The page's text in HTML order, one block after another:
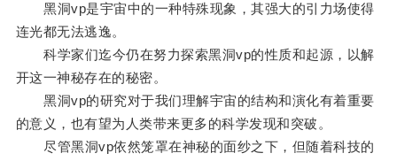
黑洞vp是宇宙中的一种特殊现象，其强大的引力场使得
连光都无法逃逸。
科学家们迄今仍在努力探索黑洞vp的性质和起源，以解
开这一神秘存在的秘密。
黑洞vp的研究对于我们理解宇宙的结构和演化有着重要
的意义，也有望为人类带来更多的科学发现和突破。
尽管黑洞vp依然笼罩在神秘的面纱之下，但随着科技的